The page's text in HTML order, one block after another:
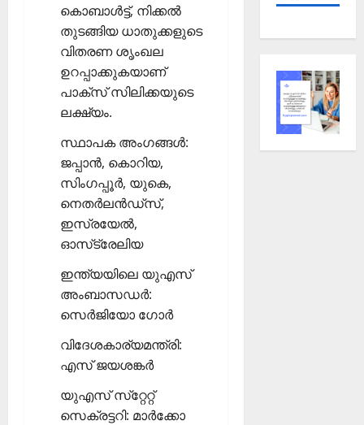
കൊബാള്‍ട്ട്, നിക്കല്‍
തുടങ്ങിയ ധാതുക്കളുടെ
വിതരണ ശൃംഖല
ഉറപ്പാക്കുകയാണ്
പാക്‌സ് സിലിക്കയുടെ
ലക്ഷ്യം.
സ്ഥാപക അംഗങ്ങള്‍:
ജപ്പാന്‍, കൊറിയ,
സിംഗപ്പൂര്‍, യുകെ,
നെതര്‍ലന്‍ഡ്‌സ്,
ഇസ്രയേല്‍,
ഓസ്‌ട്രേലിയ
ഇന്ത്യയിലെ യുഎസ്
അംബാസഡര്‍:
സെര്‍ജിയോ ഗോര്‍
വിദേശകാര്യമന്ത്രി:
എസ് ജയശങ്കര്‍
യുഎസ് സ്‌റ്റേറ്റ്
സെക്രട്ടറി: മാര്‍ക്കോ